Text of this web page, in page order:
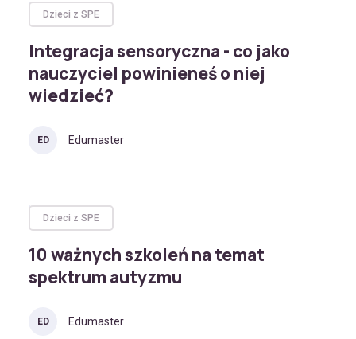
Dzieci z SPE
Integracja sensoryczna - co jako
nauczyciel powinieneś o niej
wiedzieć?
ED Edumaster
Dzieci z SPE
10 ważnych szkoleń na temat
spektrum autyzmu
ED Edumaster